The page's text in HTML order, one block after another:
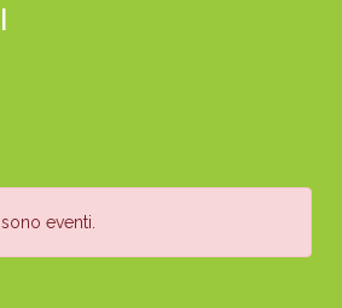
eventi.